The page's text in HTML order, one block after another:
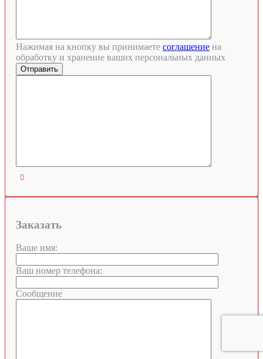
Нажимая на кнопку вы принимаете соглашение на
обработку и хранение ваших персональных данных

Заказать
Ваше имя:
Ваш номер телефона:
Сообщение